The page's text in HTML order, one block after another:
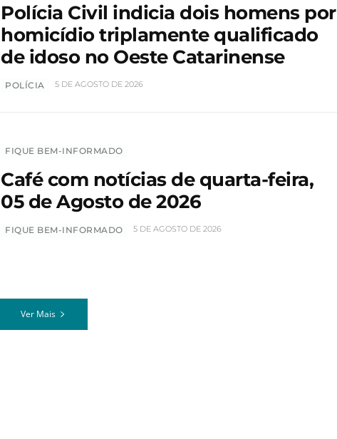
Polícia Civil indicia dois homens por
homicídio triplamente qualificado
de idoso no Oeste Catarinense
POLÍCIA 5 DE AGOSTO DE 2026
FIQUE BEM-INFORMADO
Café com notícias de quarta-feira,
05 de Agosto de 2026
FIQUE BEM-INFORMADO 5 DE AGOSTO DE 2026
Ver Mais